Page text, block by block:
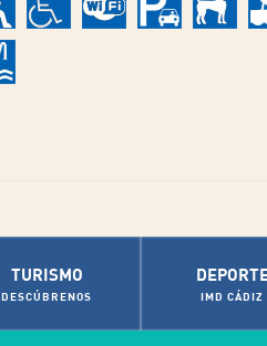
TURISMO
DESCÚBRENOS IMD CÁDIZ